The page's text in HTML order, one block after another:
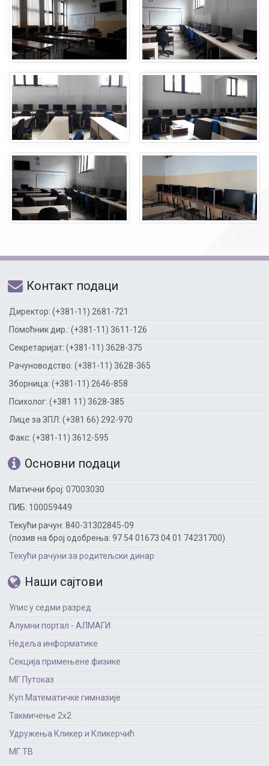
Контакт подаци
Директор: (+381-11) 2681-721
Помоћник дир.: (+381-11) 3611-126
Секретаријат: (+381-11) 3628-375
Рачуноводство: (+381-11) 3628-365
Зборница: (+381-11) 2646-858
Психолог: (+381 11) 3628-385
Лице за ЗПЛ: (+381 66) 292-970
Факс: (+381-11) 3612-595
Основни подаци
Матични број: 07003030
ПИБ: 100059449
Текући рачун: 840-31302845-09
(позив на број одобрења: 97 54 01673 04 01 74231700)
Текући рачуни за родитељски динар
Наши сајтови
Упис у седми разред
Алумни портал - АЛМАГИ
Недеља информатике
Секција примењене физике
МГ Путоказ
Куп Математичке гимназије
Такмичење 2х2
Удружења Кликер и Кликерчић
МГ ТВ